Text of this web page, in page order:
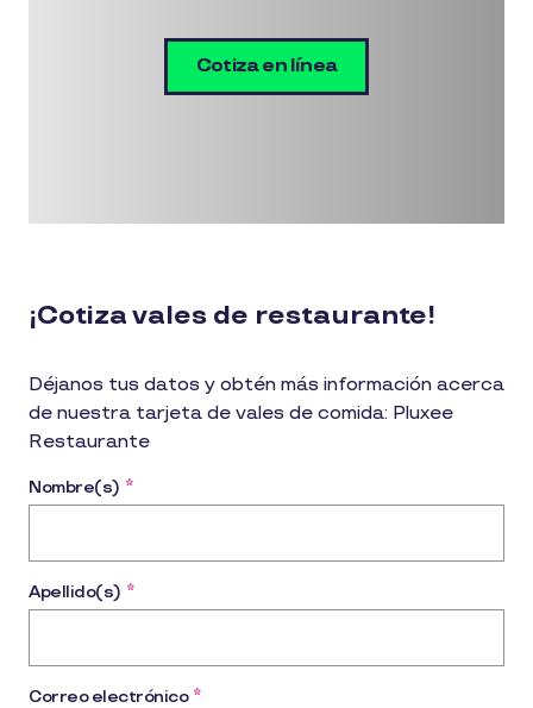
Cotiza en línea
¡Cotiza vales de restaurante!
Déjanos tus datos y obtén más información acerca
de nuestra tarjeta de vales de comida: Pluxee
Restaurante
Nombre(s) *
Apellido(s) *
Correo electrónico *